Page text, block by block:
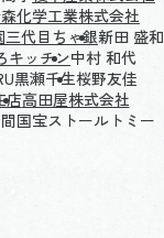
化学工業株式会社
三代目ちゃ銀新田 盛和
キッチン中村 和代
黒瀬千生桜野友佳
店高田屋株式会社
国宝ストールトミー